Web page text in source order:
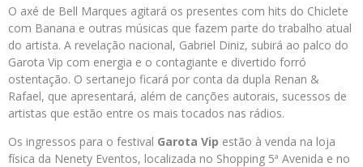
O axé de Bell Marques agitará os presentes com hits do Chiclete
com Banana e outras músicas que fazem parte do trabalho atual
do artista. A revelação nacional, Gabriel Diniz, subirá ao palco do
Garota Vip com energia e o contagiante e divertido forró
ostentação. O sertanejo ficará por conta da dupla Renan &
Rafael, que apresentará, além de canções autorais, sucessos de
artistas que estão entre os mais tocados nas rádios.
Os ingressos para o festival Garota Vip estão à venda na loja
física da Nenety Eventos, localizada no Shopping 5ª Avenida e no